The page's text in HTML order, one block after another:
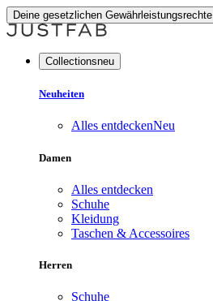
Deine gesetzlichen Gewährleistungsrechte
Collectionsneu
Neuheiten
Alles entdeckenNeu
Damen
Alles entdecken
Schuhe
Kleidung
Taschen & Accessoires
Herren
Schuhe